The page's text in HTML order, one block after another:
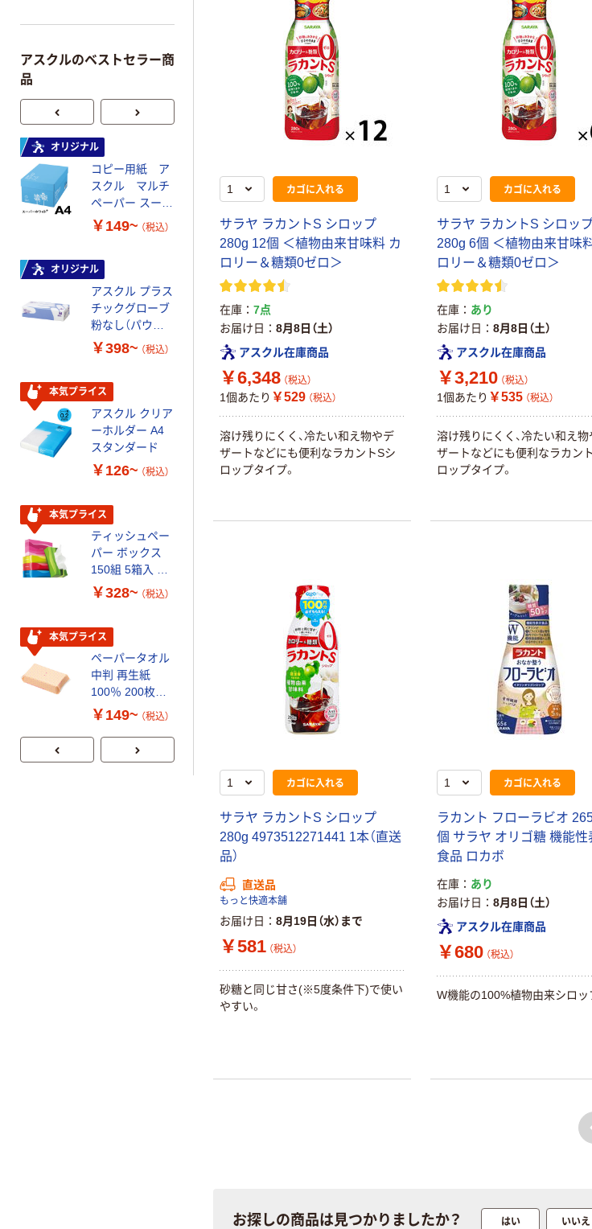
カゴに入れる
サラヤ ラカントS シロップ
280g 12個 ＜植物由来甘味料 カ
ロリー＆糖類0ゼロ＞
在庫
7点
お届け日
8月8日（土）
アスクル在庫商品
￥6,348 （税込）
1個あたり ￥529 （税込）
溶け残りにくく、冷たい和え物やデ
ザートなどにも便利なラカントSシ
ロップタイプ。
カゴに入れる
サラヤ ラカントS シロッ
280g 6個 ＜植物由来甘味
ロリー＆糖類0ゼロ＞
在庫
あり
お届け日
8月8日（土）
アスクル在庫商品
￥3,210 （税込）
1個あたり ￥535 （税込）
溶け残りにくく、冷たい和え物
ザートなどにも便利なラカン
ロップタイプ。
カゴに入れる
サラヤ ラカントS シロップ
280g 4973512271441 1本（直送
品）
直送品
もっと快適本舗
お届け日 8月19日（水）まで
￥581 （税込）
砂糖と同じ甘さ(※5度条件下)で使い
やすい。
カゴに入れる
ラカント フローラビオ
個 サラヤ オリゴ糖 機能性
食品 ロカボ
在庫
あり
お届け日
8月8日（土）
アスクル在庫商品
￥680 （税込）
W機能の100%植物由来シロッ
前
お探しの商品は見つかりましたか？ はい いいえ
アスクルのベストセラー商
品
オリジナル
コピー用紙 ア
スクル マルチ
ペーパー スーパ
ーホワイト+
￥149~ （税込）
オリジナル
アスクル プラス
チックグローブ
粉なし（パウダ
ーフリー）
￥398~ （税込）
本気プライス
アスクル クリア
ーホルダー A4
スタンダード
￥126~ （税込）
本気プライス
ティッシュペー
パー ボックス
150組 5箱入 ア
スクル スマート
証
￥328~ （税込）
本気プライス
ペーパータオル
中判 再生紙
100％ 200枚
FSC認証 シング
企画 オリジナル
￥149~ （税込）
ルチペーパー
スーパーエコノ
ミー+
￥149~ （税込）
本気プライス
トイレットペー
パー ダブル60
ｍ 再生紙
リサイクル100
芯あり FSC認
証
￥460~ （税込）
本気プライス
アスクル 耳にや
さしい やわらか
いマスク
￥458~
100% 6ロール
リサイクル100
芯あり FSC認
￥470~ （税込）
アスクル プラ
スチックグロー
ブ 薄手 粉な
し（パウダーフ
リー）
￥298~ （税込）
ス1(アスクル限
定モデル) 蛍光
ペン ゼブラ
￥52~ （税込）
本気プライス
嬬恋銘水 ナチュ
ラルミネラルウ
ォーター 500ml
キャップシール
付き／2Lラベル
レス 10本
￥1,037~
オリジナル
G バルクタイプ
指定医薬部外品
ーター ペットボ
（税込）
ファーストレイ
ト ホワイト紙コ
（税込）